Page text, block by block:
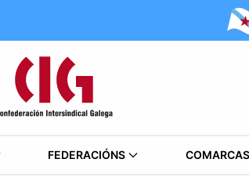
FEDERACIÓNS COMARCAS